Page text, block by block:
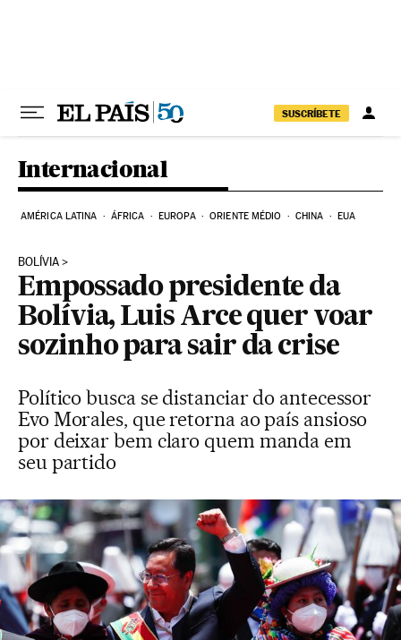
SUSCRÍBETE
Internacional
AMÉRICA LATINA ÁFRICA EUROPA ORIENTE MÉDIO CHINA EUA
BOLÍVIA
Empossado presidente da
Bolívia, Luis Arce quer voar
sozinho para sair da crise
Político busca se distanciar do antecessor
Evo Morales, que retorna ao país ansioso
por deixar bem claro quem manda em
seu partido